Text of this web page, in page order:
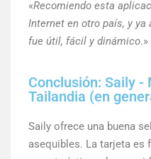
«Recomiendo esta
Internet en otro país, y
fue útil, fácil y dinámico.»
Conclusión: Saily -
Tailandia (en
Saily ofrece una buena
asequibles. La tarjeta es